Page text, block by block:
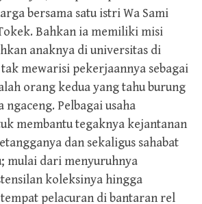
bersama satu istri Wa Sami
Bahkan ia memiliki misi
anaknya di universitas di
mewarisi pekerjaannya sebagai
orang kedua yang tahu burung
Pelbagai usaha
membantu tegaknya kejantanan
dan sekaligus sahabat
mulai dari menyuruhnya
koleksinya hingga
pelacuran di bantaran rel